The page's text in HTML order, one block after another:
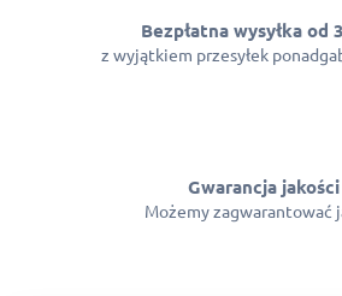
l
i
s
Bezpłatna wysyłka od
z wyjątkiem przesyłek
Gwarancja jakości
Możemy zagwarantować